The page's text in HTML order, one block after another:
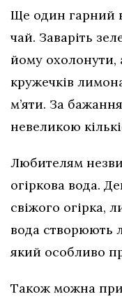
Ще один гарний
чай. Заваріть
йому охолонути,
кружечків
м’яти. За
невеликою
Любителям
огіркова вода.
свіжого огірка,
вода створюють
який особливо
Також можна